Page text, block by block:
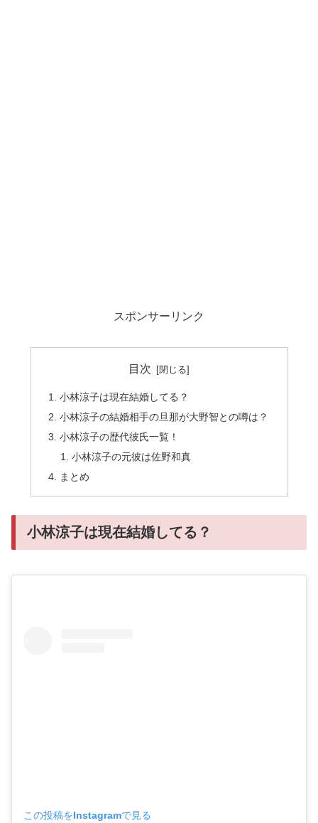
スポンサーリンク
目次
小林涼子は現在結婚してる？
小林涼子の結婚相手の旦那が大野智との噂は？
小林涼子の歴代彼氏一覧！
小林涼子の元彼は佐野和真
まとめ
小林涼子は現在結婚してる？
この投稿をInstagramで見る